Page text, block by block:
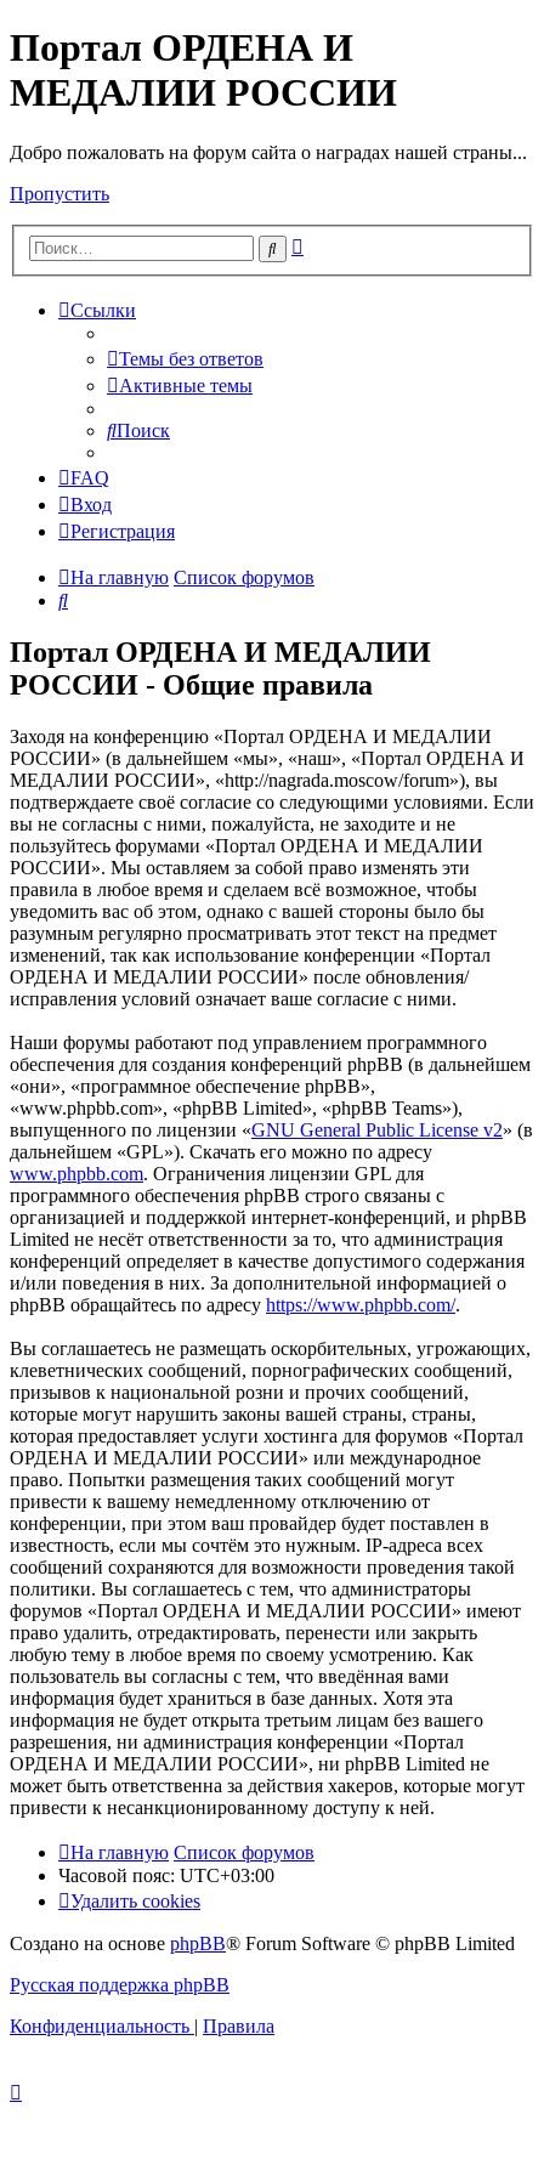
Портал ОРДЕНА И
МЕДАЛИИ РОССИИ
Добро пожаловать на форум сайта о наградах нашей страны...
Пропустить
Поиск
Ссылки
Темы без ответов
Активные темы
Поиск
FAQ
Вход
Регистрация
На главную Список форумов
Поиск
Портал ОРДЕНА И МЕДАЛИИ
РОССИИ - Общие правила
Заходя на конференцию «Портал ОРДЕНА И МЕДАЛИИ
РОССИИ» (в дальнейшем «мы», «наш», «Портал ОРДЕНА И
МЕДАЛИИ РОССИИ», «http://nagrada.moscow/forum»), вы
подтверждаете своё согласие со следующими условиями. Если
вы не согласны с ними, пожалуйста, не заходите и не
пользуйтесь форумами «Портал ОРДЕНА И МЕДАЛИИ
РОССИИ». Мы оставляем за собой право изменять эти
правила в любое время и сделаем всё возможное, чтобы
уведомить вас об этом, однако с вашей стороны было бы
разумным регулярно просматривать этот текст на предмет
изменений, так как использование конференции «Портал
ОРДЕНА И МЕДАЛИИ РОССИИ» после обновления/
исправления условий означает ваше согласие с ними.
Наши форумы работают под управлением программного
обеспечения для создания конференций phpBB (в дальнейшем
«они», «программное обеспечение phpBB»,
«www.phpbb.com», «phpBB Limited», «phpBB Teams»),
выпущенного по лицензии «GNU General Public License v2» (в
дальнейшем «GPL»). Скачать его можно по адресу
www.phpbb.com. Ограничения лицензии GPL для
программного обеспечения phpBB строго связаны с
организацией и поддержкой интернет-конференций, и phpBB
Limited не несёт ответственности за то, что администрация
конференций определяет в качестве допустимого содержания
и/или поведения в них. За дополнительной информацией о
phpBB обращайтесь по адресу https://www.phpbb.com/.
Вы соглашаетесь не размещать оскорбительных, угрожающих,
клеветнических сообщений, порнографических сообщений,
призывов к национальной розни и прочих сообщений,
которые могут нарушить законы вашей страны, страны,
которая предоставляет услуги хостинга для форумов «Портал
ОРДЕНА И МЕДАЛИИ РОССИИ» или международное
право. Попытки размещения таких сообщений могут
привести к вашему немедленному отключению от
конференции, при этом ваш провайдер будет поставлен в
известность, если мы сочтём это нужным. IP-адреса всех
сообщений сохраняются для возможности проведения такой
политики. Вы соглашаетесь с тем, что администраторы
форумов «Портал ОРДЕНА И МЕДАЛИИ РОССИИ» имеют
право удалить, отредактировать, перенести или закрыть
любую тему в любое время по своему усмотрению. Как
пользователь вы согласны с тем, что введённая вами
информация будет храниться в базе данных. Хотя эта
информация не будет открыта третьим лицам без вашего
разрешения, ни администрация конференции «Портал
ОРДЕНА И МЕДАЛИИ РОССИИ», ни phpBB Limited не
может быть ответственна за действия хакеров, которые могут
привести к несанкционированному доступу к ней.
На главную Список форумов
Часовой пояс: UTC+03:00
Удалить cookies
Создано на основе phpBB® Forum Software © phpBB Limited
Русская поддержка phpBB
Конфиденциальность | Правила